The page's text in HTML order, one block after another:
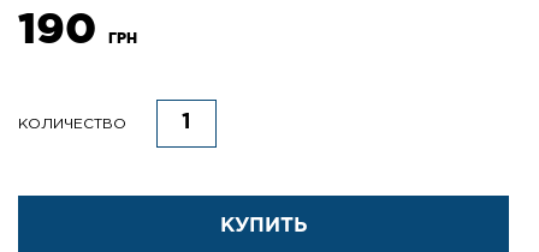
190 ГРН
КОЛИЧЕСТВО
КУПИТЬ